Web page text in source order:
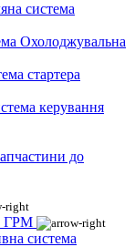
система
Охолоджувальна
стартера
керування
до
ГРМ
система